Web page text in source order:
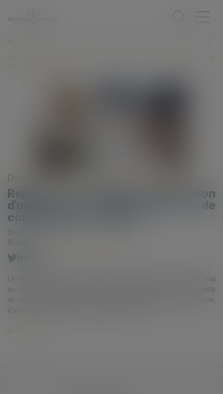
Reprise des délais d'instruction
d'urbanisme, d'aménagement et de
construction au 24 mai
Source :
Le ministre du Logement, Julien Denormandie, a publié, le 8 mai
au Journal officiel, une nouvelle ordonnance qui confirme la date
de reprise des délais d'instruction des demandes d'urbanisme,
d'aménagement et de construction, au 24 mai...